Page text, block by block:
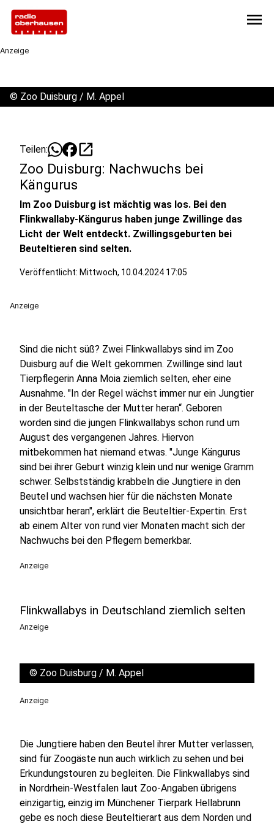
menu
Anzeige
© Zoo Duisburg / M. Appel
Teilen: open_in_new
Zoo Duisburg: Nachwuchs bei
Kängurus
Im Zoo Duisburg ist mächtig was los. Bei den
Flinkwallaby-Kängurus haben junge Zwillinge das
Licht der Welt entdeckt. Zwillingsgeburten bei
Beuteltieren sind selten.
Veröffentlicht: Mittwoch, 10.04.2024 17:05
Anzeige
Sind die nicht süß? Zwei Flinkwallabys sind im Zoo
Duisburg auf die Welt gekommen. Zwillinge sind laut
Tierpflegerin Anna Moia ziemlich selten, eher eine
Ausnahme. "In der Regel wächst immer nur ein Jungtier
in der Beuteltasche der Mutter heran“. Geboren
worden sind die jungen Flinkwallabys schon rund um
August des vergangenen Jahres. Hiervon
mitbekommen hat niemand etwas. "Junge Kängurus
sind bei ihrer Geburt winzig klein und nur wenige Gramm
schwer. Selbstständig krabbeln die Jungtiere in den
Beutel und wachsen hier für die nächsten Monate
unsichtbar heran", erklärt die Beuteltier-Expertin. Erst
ab einem Alter von rund vier Monaten macht sich der
Nachwuchs bei den Pflegern bemerkbar.
Anzeige
Flinkwallabys in Deutschland ziemlich selten
Anzeige
© Zoo Duisburg / M. Appel
Anzeige
Die Jungtiere haben den Beutel ihrer Mutter verlassen,
sind für Zoogäste nun auch wirklich zu sehen und bei
Erkundungstouren zu begleiten. Die Flinkwallabys sind
in Nordrhein-Westfalen laut Zoo-Angaben übrigens
einzigartig, einzig im Münchener Tierpark Hellabrunn
gebe es noch diese Beuteltierart aus dem Norden und